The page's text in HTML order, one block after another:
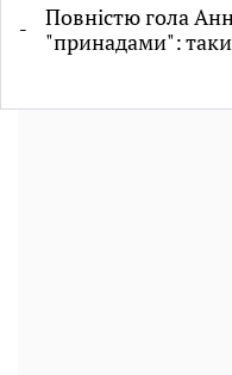
Повністю гола
"принадами":